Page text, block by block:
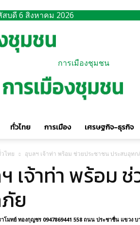
บดี 6 สิงหาคม 2026
การเมืองชุมชน
ทั่วไทย การเมือง เศรษฐกิจ-ธุรกิจ
ไทย อุบลฯ เจ้าท่า พร้อม ช่วยประชาชน ประสบอุทก
เจ้าท่า พร้อม
ย
โมทย์ ทองกุญชร 0947869441 558 ถนน ประชาชื่น แขวง บ